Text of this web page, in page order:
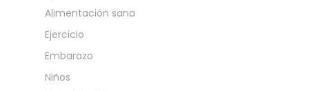
Alimentación sana
Ejercicio
Embarazo
Niños